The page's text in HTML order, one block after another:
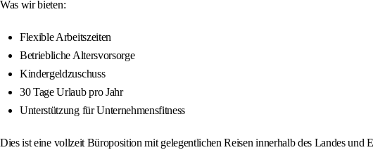
Was wir bieten:
Flexible Arbeitszeiten
Betriebliche Altersvorsorge
Kindergeldzuschuss
30 Tage Urlaub pro Jahr
Unterstützung für Unternehmensfitness
Dies ist eine vollzeit Büroposition mit gelegentlichen Reisen innerhalb des Landes